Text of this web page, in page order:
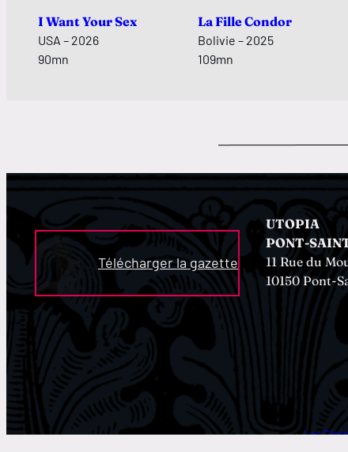
I Want Your Sex
USA – 2026
90mn
La Fille Condor
Bolivie – 2025
109mn
Télécharger la gazette
UTOPIA
PONT-
11 Rue du
10150 Pont-
→Les